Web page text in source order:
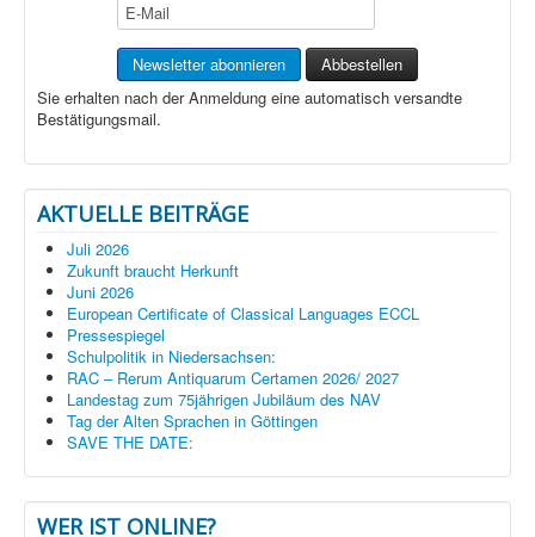
Sie erhalten nach der Anmeldung eine automatisch versandte
Bestätigungsmail.
AKTUELLE BEITRÄGE
Juli 2026
Zukunft braucht Herkunft
Juni 2026
European Certificate of Classical Languages ECCL
Pressespiegel
Schulpolitik in Niedersachsen:
RAC – Rerum Antiquarum Certamen 2026/ 2027
Landestag zum 75jährigen Jubiläum des NAV
Tag der Alten Sprachen in Göttingen
SAVE THE DATE:
WER IST ONLINE?